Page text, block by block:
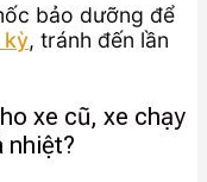
bảo dưỡng để
kỳ, tránh đến lần
xe cũ, xe chạy
nhiệt?